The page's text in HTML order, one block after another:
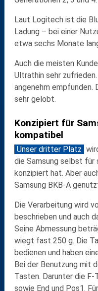
Laut Logitech ist die
Ladung – bei einer
etwa sechs Monate
Auch die meisten
Ultrathin sehr
angenehm empfunden.
sehr gelobt.
Konzipiert für
kompatibel
Unser dritter Platz
die Samsung selbst für
konzipiert hat. Aber
Samsung BKB-A
Die Verarbeitung wird
beschrieben und auch
Seine Abmessung
wiegt fast 250 g. Die
bedienen und haben
Bei der Benutzung mit
Tasten. Darunter die
sowie End und Pos1.